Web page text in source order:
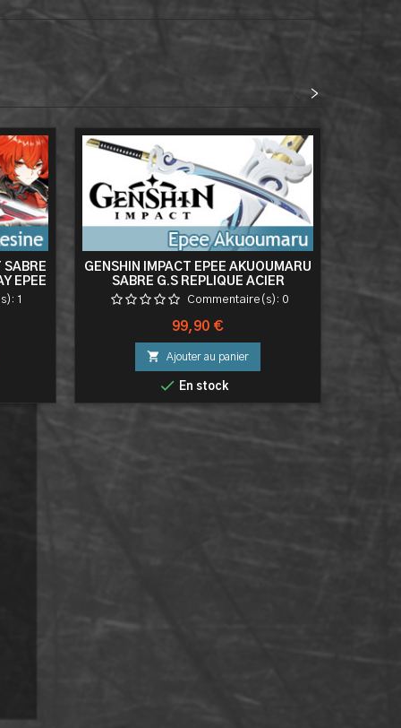
>
SABRE
EPEE
1
GENSHIN IMPACT EPEE AKUOUMARU
SABRE G.S REPLIQUE ACIER
Commentaire(s): 0
Prix
99,90 €
 Ajouter au panier
 En stock